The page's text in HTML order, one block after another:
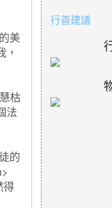
行善建議